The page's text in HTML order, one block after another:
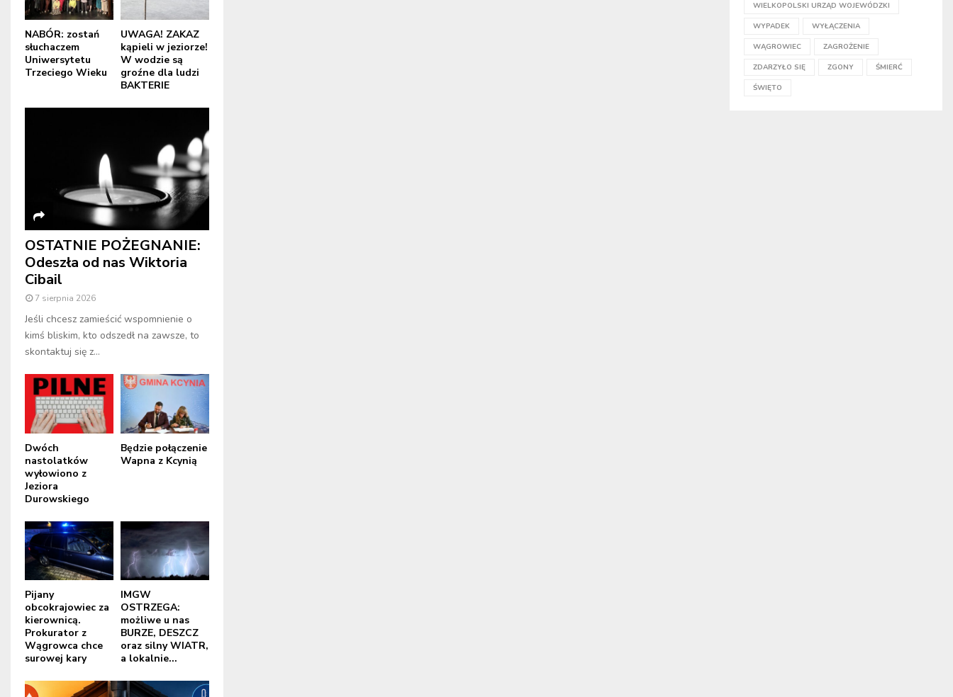
NABÓR: zostań
słuchaczem
Uniwersytetu
Trzeciego Wieku
UWAGA! ZAKAZ
kąpieli w jeziorze!
W wodzie są
groźne dla ludzi
BAKTERIE
OSTATNIE POŻEGNANIE:
Odeszła od nas Wiktoria
Cibail
7 sierpnia 2026
Jeśli chcesz zamieścić wspomnienie o
kimś bliskim, kto odszedł na zawsze, to
skontaktuj się z...
Dwóch
nastolatków
wyłowiono z
Jeziora
Durowskiego
Będzie połączenie
Wapna z Kcynią
Pijany
obcokrajowiec za
kierownicą.
Prokurator z
Wągrowca chce
surowej kary
IMGW
OSTRZEGA:
możliwe u nas
BURZE, DESZCZ
oraz silny WIATR,
a lokalnie...
WIELKOPOLSKI URZĄD WOJEWÓDZKI
WYPADEK WYŁĄCZENIA
WĄGROWIEC ZAGROŻENIE
ZDARZYŁO SIĘ ZGONY ŚMIERĆ
ŚWIĘTO